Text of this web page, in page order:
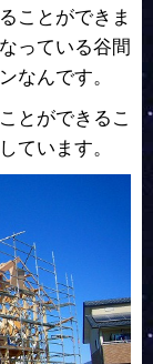
ことができま
っている谷間
なんです。
とができるこ
ています。